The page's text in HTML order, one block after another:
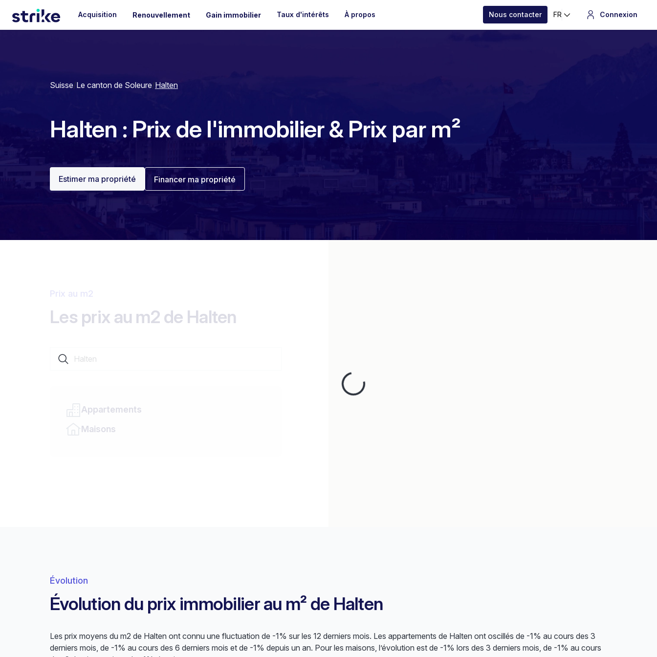
Acquisition Renouvellement Gain immobilier Taux d'intérêts À propos Nous contacter FR Connexion
Suisse/Le canton de Soleure/Halten
Halten : Prix de l'immobilier & Prix par m²
Estimer ma propriété Financer ma propriété
Loading...
Prix au m2
Les prix au m2 de Halten
Appartements
Maisons
Évolution
Évolution du prix immobilier au m² de Halten
Les prix moyens du m2 de Halten ont connu une fluctuation de -1% sur les 12 derniers mois. Les appartements de Halten ont oscillés de -1% au cours des 3
derniers mois, de -1% au cours des 6 derniers mois et de -1% depuis un an. Pour les maisons, l’évolution est de -1% lors des 3 derniers mois, de -1% au cours